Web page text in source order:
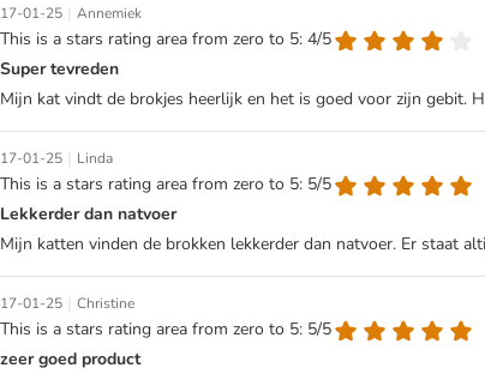
17-01-25 | Annemiek
This is a stars rating area from zero to 5: 4/5
Super tevreden
Mijn kat vindt de brokjes heerlijk en het is goed voor zijn gebit.
17-01-25 | Linda
This is a stars rating area from zero to 5: 5/5
Lekkerder dan natvoer
Mijn katten vinden de brokken lekkerder dan natvoer. Er staat
17-01-25 | Christine
This is a stars rating area from zero to 5: 5/5
zeer goed product